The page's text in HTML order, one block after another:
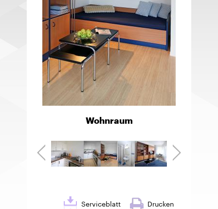
Wohnraum
Serviceblatt
Drucken